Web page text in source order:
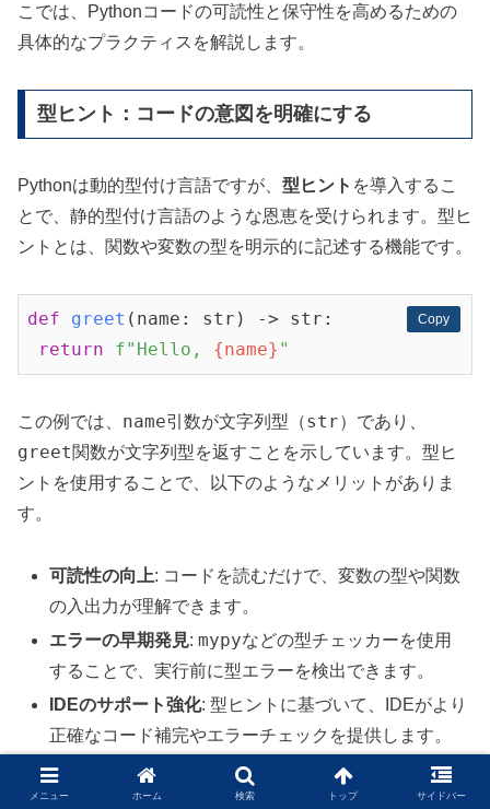
こでは、Pythonコードの可読性と保守性を高めるための
具体的なプラクティスを解説します。
型ヒント：コードの意図を明確にする
Pythonは動的型付け言語ですが、 型ヒント を導入するこ
とで、静的型付け言語のような恩恵を受けられます。型ヒ
ントとは、関数や変数の型を明示的に記述する機能です。
Copy
Copy
def greet (name: str)
-> str:
return
f"Hello, {name} "
この例では、 name引数が文字列型（str）であり、
greet関数が文字列型を返すことを示しています。型ヒ
ントを使用することで、以下のようなメリットがありま
す。
可読性の向上: コードを読むだけで、変数の型や関数
の入出力が理解できます。
エラーの早期発見:mypyなどの型チェッカーを使用
することで、実行前に型エラーを検出できます。
IDEのサポート強化: 型ヒントに基づいて、IDEがより
正確なコード補完やエラーチェックを提供します。
例：型ヒントによるエラーチェック
メニュー ホーム 検索 トップ サイドバー